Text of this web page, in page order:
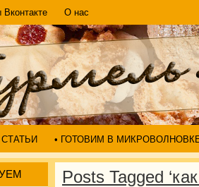
О нас
• ГОТОВИМ В
Posts Tagged